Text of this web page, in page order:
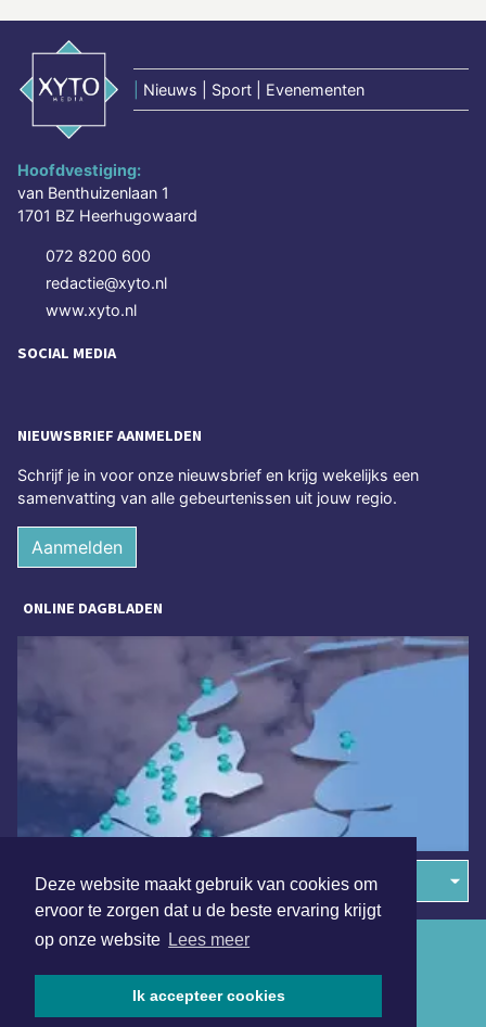
Deze website maakt gebruik van cookies om
ervoor te zorgen dat u de beste ervaring krijgt
op onze website Lees meer
Ik accepteer cookies
Nieuws | Sport | Evenementen
Hoofdvestiging:
van Benthuizenlaan 1
1701 BZ Heerhugowaard
072 8200 600
redactie@xyto.nl
www.xyto.nl
SOCIAL MEDIA
NIEUWSBRIEF AANMELDEN
Schrijf je in voor onze nieuwsbrief en krijg wekelijks een
samenvatting van alle gebeurtenissen uit jouw regio.
Aanmelden
ONLINE DAGBLADEN
Overige dagbladen in de regio
Algemene voorwaarden